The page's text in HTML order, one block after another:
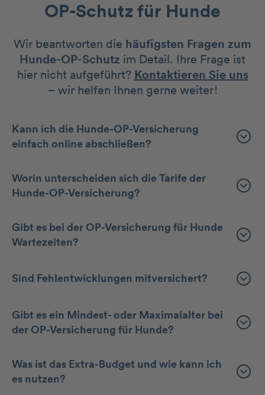
OP-Schutz für Hunde
Wir beantworten die häufigsten Fragen zum
Hunde-OP-Schutz im Detail. Ihre Frage ist
hier nicht aufgeführt? Kontaktieren Sie uns
– wir helfen Ihnen gerne weiter!
Kann ich die Hunde-OP-Versicherung
einfach online abschließen?
Worin unterscheiden sich die Tarife der
Hunde-OP-Versicherung?
Gibt es bei der OP-Versicherung für Hunde
Wartezeiten?
Sind Fehlentwicklungen mitversichert?
Gibt es ein Mindest- oder Maximalalter bei
der OP-Versicherung für Hunde?
Was ist das Extra-Budget und wie kann ich
es nutzen?